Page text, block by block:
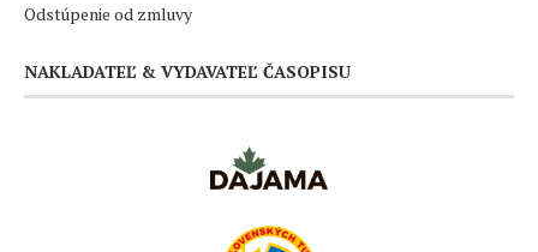
Odstúpenie od zmluvy
NAKLADATEĽ & VYDAVATEĽ ČASOPISU